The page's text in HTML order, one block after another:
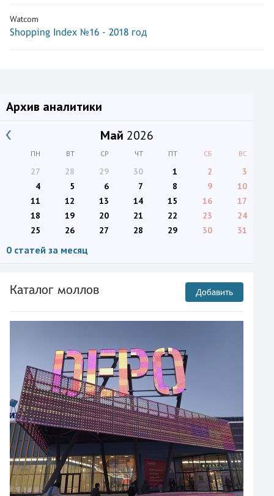
Watcom
Shopping Index №16 - 2018 год
Архив аналитики
Май 2026
ПН ВТ СР ЧТ ПТ СБ ВС
27 28 29 30 1 2
3
4
5 6 7 8 9
10
11
12 13 14 15 16
17
18
19 20 21 22 23
24
25
26 27 28 29 30 31
0 статей за месяц
Каталог моллов Добавить